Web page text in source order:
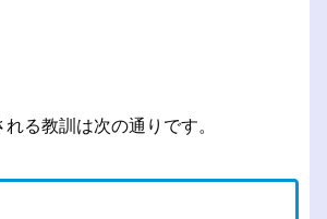
る教訓は次の通りです。